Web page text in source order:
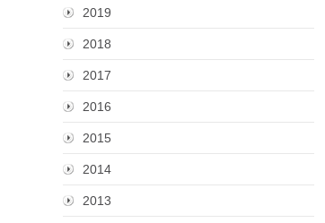
2019
2018
2017
2016
2015
2014
2013